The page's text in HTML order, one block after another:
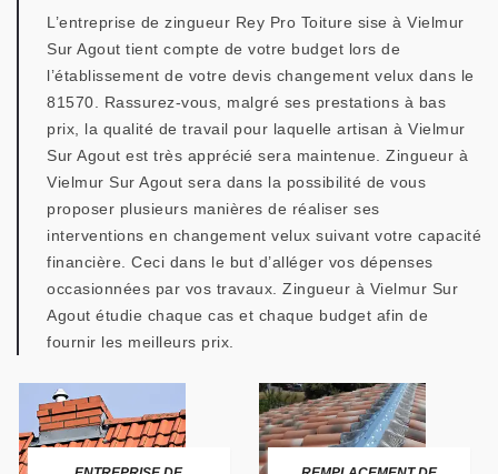
L’entreprise de zingueur Rey Pro Toiture sise à Vielmur
Sur Agout tient compte de votre budget lors de
l’établissement de votre devis changement velux dans le
81570. Rassurez-vous, malgré ses prestations à bas
prix, la qualité de travail pour laquelle artisan à Vielmur
Sur Agout est très apprécié sera maintenue. Zingueur à
Vielmur Sur Agout sera dans la possibilité de vous
proposer plusieurs manières de réaliser ses
interventions en changement velux suivant votre capacité
financière. Ceci dans le but d’alléger vos dépenses
occasionnées par vos travaux. Zingueur à Vielmur Sur
Agout étudie chaque cas et chaque budget afin de
fournir les meilleurs prix.